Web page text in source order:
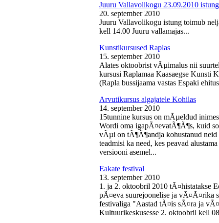
Juuru Vallavolikogu 23.09.2010 istung
20. september 2010
Juuru Vallavolikogu istung toimub
kell 14.00 Juuru vallamajas...
Kunstikursused Raplas
15. september 2010
Alates oktoobrist vÃµimalus nii
kursusi Raplamaa Kaasaegse Kunsti
(Rapla bussijaama vastas Espaki
Arvutikursus algajatele Kohilas
14. september 2010
15tunnine kursus on mÃµeldud
Wordi oma igapÃ¤evatÃ¶Ã¶s, kuid
vÃµi on tÃ¶Ã¶andja kohustanud neid
teadmisi ka need, kes peavad
versiooni asemel...
Eakate festival
13. september 2010
1. ja 2. oktoobril 2010 tÃ¤histatakse
pÃ¤eva suurejoonelise ja vÃ¤Ã¤rika
festivaliga "Aastad tÃ¤is sÃ¤ra ja
Kultuurikeskusesse 2. oktoobril kell